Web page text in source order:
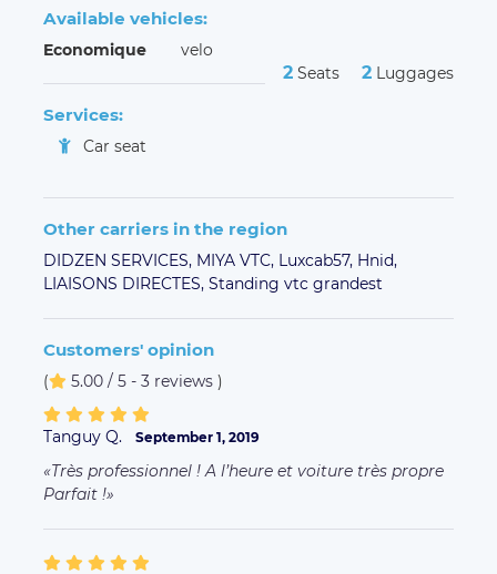
Available vehicles:
Economique velo
2 Seats 2 Luggages
Services:
Car seat
Other carriers in the region
DIDZEN SERVICES, MIYA VTC, Luxcab57, Hnid,
LIAISONS DIRECTES, Standing vtc grandest
Customers' opinion
( 5.00 / 5 - 3 reviews )
Tanguy Q. September 1, 2019
Très professionnel ! A l’heure et voiture très propre
Parfait !